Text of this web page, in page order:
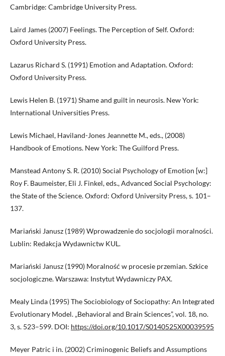
Cambridge: Cambridge University Press.
Laird James (2007) Feelings. The Perception of Self. Oxford:
Oxford University Press.
Lazarus Richard S. (1991) Emotion and Adaptation. Oxford:
Oxford University Press.
Lewis Helen B. (1971) Shame and guilt in neurosis. New York:
International Universities Press.
Lewis Michael, Haviland-Jones Jeannette M., eds., (2008)
Handbook of Emotions. New York: The Guilford Press.
Manstead Antony S. R. (2010) Social Psychology of Emotion [w:]
Roy F. Baumeister, Eli J. Finkel, eds., Advanced Social Psychology:
the State of the Science. Oxford: Oxford University Press, s. 101–
137.
Mariański Janusz (1989) Wprowadzenie do socjologii moralności.
Lublin: Redakcja Wydawnictw KUL.
Mariański Janusz (1990) Moralność w procesie przemian. Szkice
socjologiczne. Warszawa: Instytut Wydawniczy PAX.
Mealy Linda (1995) The Sociobiology of Sociopathy: An Integrated
Evolutionary Model. „Behavioral and Brain Sciences”, vol. 18, no.
3, s. 523–599. DOI: https://doi.org/10.1017/S0140525X00039595
Meyer Patric i in. (2002) Criminogenic Beliefs and Assumptions